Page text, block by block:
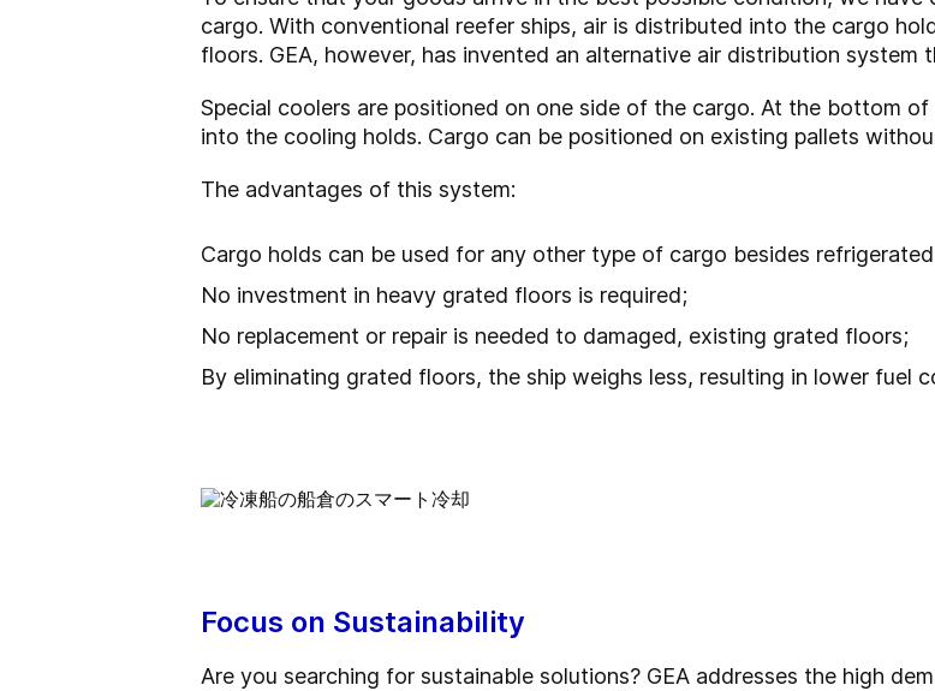
cargo. With conventional reefer ships, air is distributed into the cargo
floors. GEA, however, has invented an alternative air distribution system
Special coolers are positioned on one side of the cargo. At the bottom
into the cooling holds. Cargo can be positioned on existing pallets
The advantages of this system:
Cargo holds can be used for any other type of cargo besides
No investment in heavy grated floors is required;
No replacement or repair is needed to damaged, existing grated floors;
By eliminating grated floors, the ship weighs less, resulting in lower fuel
Focus on Sustainability
Are you searching for sustainable solutions? GEA addresses the high